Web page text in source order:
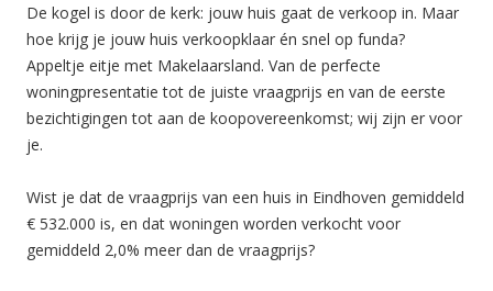
De kogel is door de kerk: jouw huis gaat de verkoop in. Maar
hoe krijg je jouw huis verkoopklaar én snel op funda?
Appeltje eitje met Makelaarsland. Van de perfecte
woningpresentatie tot de juiste vraagprijs en van de eerste
bezichtigingen tot aan de koopovereenkomst; wij zijn er voor
je.
Wist je dat de vraagprijs van een huis in Eindhoven gemiddeld
€ 532.000 is, en dat woningen worden verkocht voor
gemiddeld 2,0% meer dan de vraagprijs?